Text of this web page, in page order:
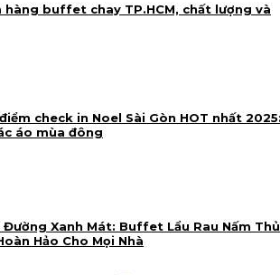
hàng buffet chay TP.HCM, chất lượng và
check in Noel Sài Gòn HOT nhất
áo mùa đông
Đường Xanh Mát: Buffet Lẩu Rau Nấm Thủ
Hảo Cho Mọi Nhà